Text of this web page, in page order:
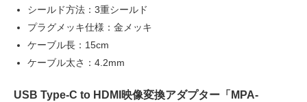
シールド方法：3重シールド
プラグメッキ仕様：金メッキ
ケーブル長：15cm
ケーブル太さ：4.2mm
USB Type-C to HDMI映像変換アダプター「MPA-